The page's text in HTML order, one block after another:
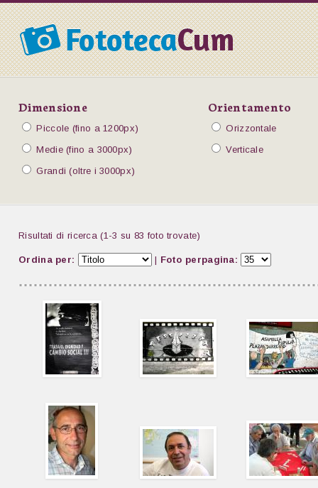
Dimensione Orientamento
Piccole (fino a 1200px)
Orizzontale
Medie (fino a 3000px)
Verticale
Grandi (oltre i 3000px)
Risultati di ricerca (1-3 su 83 foto trovate)
Ordina per: | Foto perpagina: